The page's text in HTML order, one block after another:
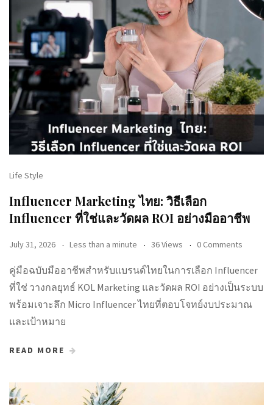
Life Style
Influencer Marketing ไทย: วิธีเลือก
Influencer ที่ใช่และวัดผล ROI อย่างมืออาชีพ
July 31, 2026 Less than a minute 36 Views 0 Comments
คู่มือฉบับมืออาชีพสำหรับแบรนด์ไทยในการเลือก Influencer
ที่ใช่ วางกลยุทธ์ KOL Marketing และวัดผล ROI อย่างเป็นระบบ
พร้อมเจาะลึก Micro Influencer ไทยที่ตอบโจทย์งบประมาณ
และเป้าหมาย
READ MORE